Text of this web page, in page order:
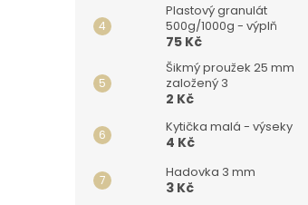
Plastový granulát
500g/1000g - výplň
75 Kč
Šikmý proužek 25 mm
založený 3
2 Kč
Kytička malá - výseky
4 Kč
Hadovka 3 mm
3 Kč